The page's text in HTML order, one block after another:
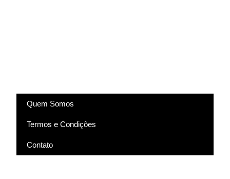
Quem Somos
Termos e Condições
Contato